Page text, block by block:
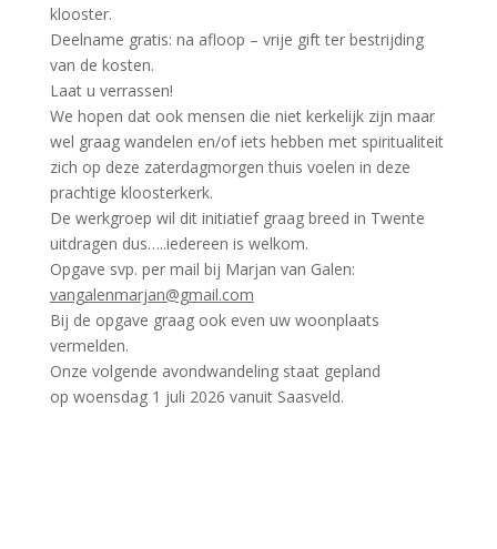
klooster.
Deelname gratis: na afloop – vrije gift ter bestrijding
van de kosten.
Laat u verrassen!
We hopen dat ook mensen die niet kerkelijk zijn maar
wel graag wandelen en/of iets hebben met spiritualiteit
zich op deze zaterdagmorgen thuis voelen in deze
prachtige kloosterkerk.
De werkgroep wil dit initiatief graag breed in Twente
uitdragen dus…..iedereen is welkom.
Opgave svp. per mail bij Marjan van Galen:
vangalenmarjan@gmail.com
Bij de opgave graag ook even uw woonplaats
vermelden.
Onze volgende avondwandeling staat gepland
op woensdag 1 juli 2026 vanuit Saasveld.